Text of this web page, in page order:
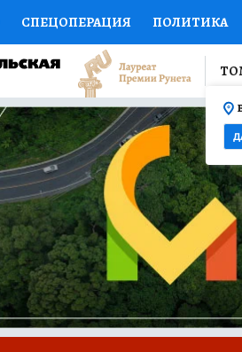
СПЕЦОПЕРАЦИЯ ПОЛИТИКА
НАУКА СПОРТ
ДОКТОР ФИНАНСЫ
ПРОГНОЗЫ НА СПОРТ
НЕДВИЖИМОСТЬ ТЕЛЕВИЗОР
ТЕСТЫ НОВОЕ НА